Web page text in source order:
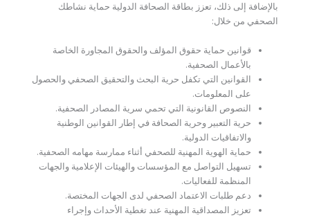
بالإضافة إلى ذلك، تعزز بطاقة الصحافة الدولية حماية نشاطك
الصحفي من خلال:
قوانين حماية حقوق المؤلف والحقوق المجاورة الخاصة
بالأعمال الصحفية.
القوانين التي تكفل حرية البحث والتحقيق الصحفي والحصول
على المعلومات.
النصوص القانونية التي تحمي سرية المصادر الصحفية.
حرية التعبير وحرية الصحافة في إطار القوانين الوطنية
والاتفاقيات الدولية.
حماية الهوية المهنية للصحفي أثناء ممارسة مهامه الصحفية.
تسهيل التواصل مع المؤسسات والهيئات الإعلامية والجهات
المنظمة للفعاليات.
دعم طلبات الاعتماد الصحفي لدى الجهات المختصة.
تعزيز المصداقية المهنية عند تغطية الأحداث وإجراء